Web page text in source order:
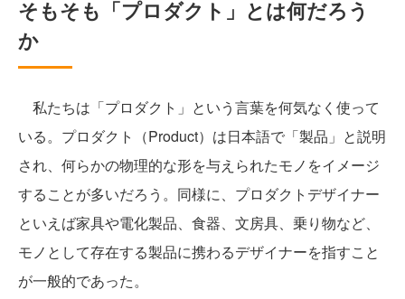
そもそも「プロダクト」とは何だろう
か
私たちは「プロダクト」という言葉を何気なく使って
いる。プロダクト（Product）は日本語で「製品」と説明
され、何らかの物理的な形を与えられたモノをイメージ
することが多いだろう。同様に、プロダクトデザイナー
といえば家具や電化製品、食器、文房具、乗り物など、
モノとして存在する製品に携わるデザイナーを指すこと
が一般的であった。